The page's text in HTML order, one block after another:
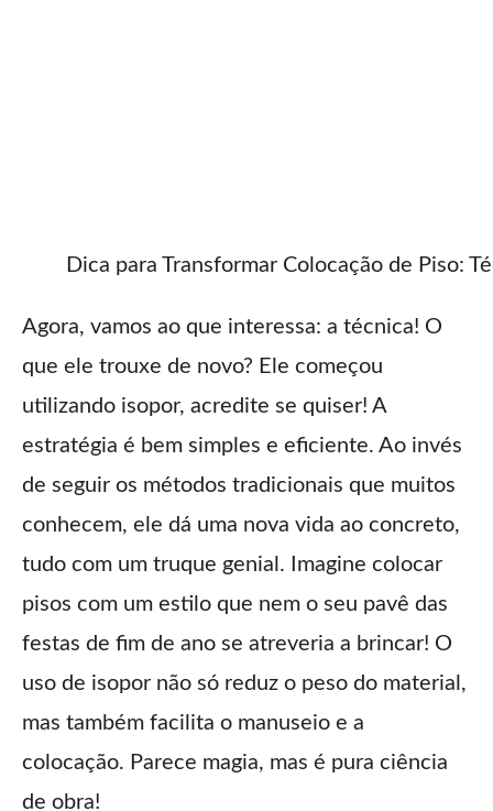
Dica para Transformar Colocação de Piso:
Agora, vamos ao que interessa: a técnica! O
que ele trouxe de novo? Ele começou
utilizando isopor, acredite se quiser! A
estratégia é bem simples e eficiente. Ao invés
de seguir os métodos tradicionais que muitos
conhecem, ele dá uma nova vida ao concreto,
tudo com um truque genial. Imagine colocar
pisos com um estilo que nem o seu pavê das
festas de fim de ano se atreveria a brincar! O
uso de isopor não só reduz o peso do material,
mas também facilita o manuseio e a
colocação. Parece magia, mas é pura ciência
de obra!